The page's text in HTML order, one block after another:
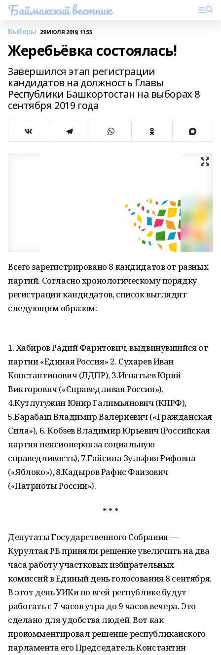
Баймакский вестник
Выборы 29 ИЮЛЯ 2019, 11:55
Жеребьёвка состоялась!
Завершился этап регистрации
кандидатов на должность Главы
Республики Башкортостан на выборах 8
сентября 2019 года
Всего зарегистрировано 8 кандидатов от разных
партий. Согласно хронологическому порядку
регистрации кандидатов, список выглядит
следующим образом:
1. Хабиров Радий Фаритович, выдвинувшийся от
партии «Единая Россия» 2. Сухарев Иван
Константинович (ЛДПР), 3.Игнатьев Юрий
Викторович («Справедливая Россия»),
4.Кутлугужин Юнир Галимьянович (КПРФ),
5.Барабаш Владимир Валериевич («Гражданская
Сила»), 6. Кобзев Владимир Юрьевич (Российская
партия пенсионеров за социальную
справедливость), 7.Гайсина Зульфия Рифовна
(«Яблоко»), 8.Кадыров Рафис Фаизович
(«Патриоты России»).
* * *
Депутаты Государственного Собрания —
Курултая РБ приняли решение увеличить на два
часа работу участковых избирательных
комиссий в Единый день голосования 8 сентября.
В этот день УИКи по всей республике будут
работать с 7 часов утра до 9 часов вечера. Это
сделано для удобства людей. Вот как
прокомментировал решение республиканского
парламента его Председатель Константин